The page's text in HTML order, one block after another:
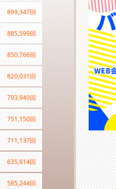
899,347回
885,599回
850,766回
820,031回
793,940回
751,150回
711,137回
635,814回
585,244回